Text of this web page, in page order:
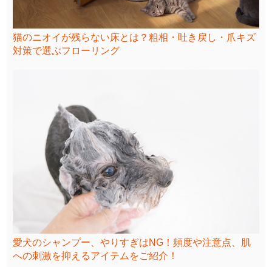
猫のニオイが残らない床とは？粗相・吐き戻し・爪キズ
対策で選ぶフローリング
愛犬のシャンプー、やりすぎはNG！頻度や注意点、肌
への刺激を抑えるアイテムをご紹介！